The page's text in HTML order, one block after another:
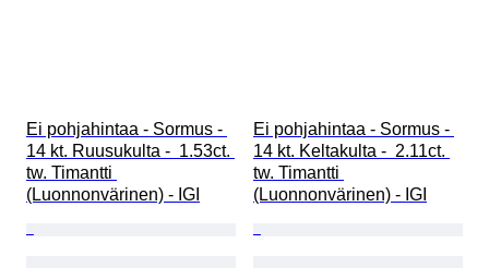
Ei pohjahintaa - Sormus -
14 kt. Ruusukulta -  1.53ct.
tw. Timantti
(Luonnonvärinen) - IGI
Ei pohjahintaa - Sormus -
14 kt. Keltakulta -  2.11ct.
tw. Timantti
(Luonnonvärinen) - IGI